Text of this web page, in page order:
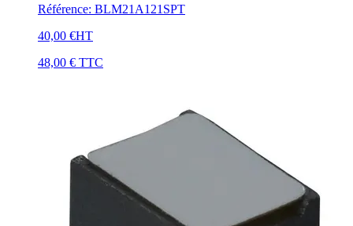
Référence: BLM21A121SPT
40,00 €HT
48,00 € TTC